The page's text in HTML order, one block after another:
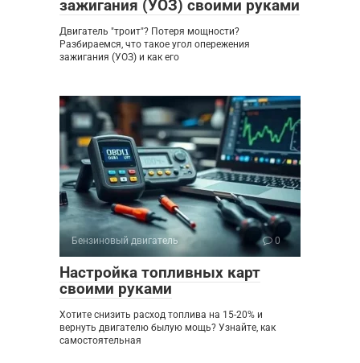
зажигания (УОЗ) своими руками
Двигатель "троит"? Потеря мощности?
Разбираемся, что такое угол опережения
зажигания (УОЗ) и как его
Бензиновый двигатель 0
Настройка топливных карт
своими руками
Хотите снизить расход топлива на 15-20% и
вернуть двигателю былую мощь? Узнайте, как
самостоятельная